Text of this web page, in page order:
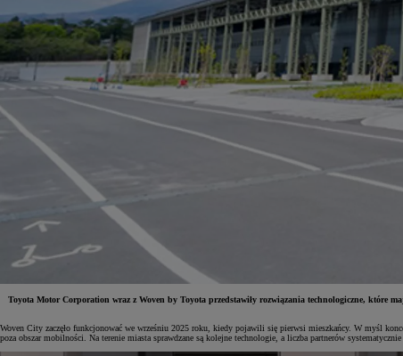
Od81 900 zł
Toyota Motor Corporation wraz z Woven by Toyota przedstawiły rozwiązania technologiczne, które
Woven City zaczęło funkcjonować we wrześniu 2025 roku, kiedy pojawili się pierwsi mieszkańcy. W myśl
poza obszar mobilności. Na terenie miasta sprawdzane są kolejne technologie, a liczba partnerów